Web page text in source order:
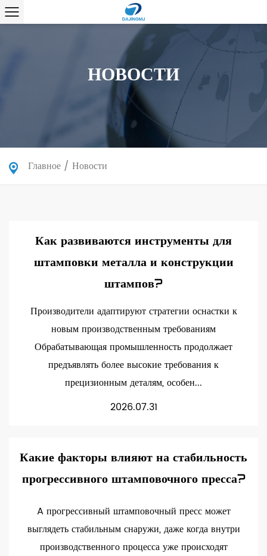
НОВОСТИ
Главное / Новости
Как развиваются инструменты для
штамповки металла и конструкции
штампов?
Производители адаптируют стратегии оснастки к
новым производственным требованиям
Обрабатывающая промышленность продолжает
предъявлять более высокие требования к
прецизионным деталям, особен...
2026.07.31
Какие факторы влияют на стабильность
прогрессивного штамповочного пресса?
A прогрессивный штамповочный пресс может
выглядеть стабильным снаружи, даже когда внутри
производственного процесса уже происходят